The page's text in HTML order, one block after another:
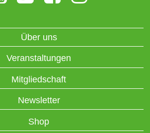
Über uns
Veranstaltungen
Mitgliedschaft
Newsletter
Shop